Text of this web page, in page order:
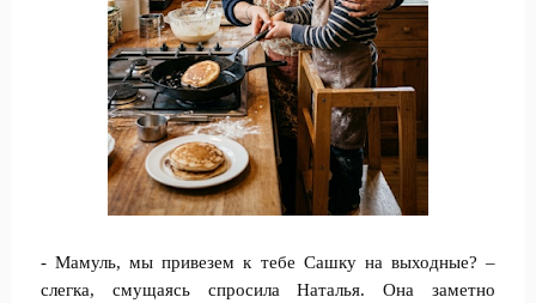
- Мамуль, мы привезем к тебе Сашку на выходные? –
слегка, смущаясь спросила Наталья. Она заметно